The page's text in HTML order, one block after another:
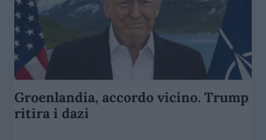
Groenlandia, accordo vicino. Trump
ritira i dazi